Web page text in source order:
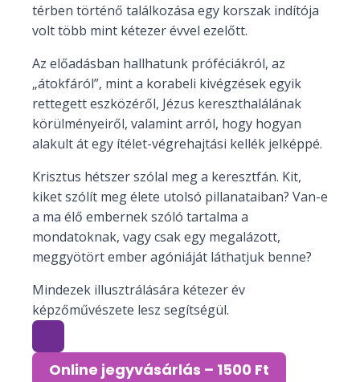
térben történő találkozása egy korszak indítója
volt több mint kétezer évvel ezelőtt.
Az előadásban hallhatunk próféciákról, az
„átokfáról”, mint a korabeli kivégzések egyik
rettegett eszközéről, Jézus kereszthalálának
körülményeiről, valamint arról, hogy hogyan
alakult át egy ítélet-végrehajtási kellék jelképpé.
Krisztus hétszer szólal meg a keresztfán. Kit,
kiket szólít meg élete utolsó pillanataiban? Van-e
a ma élő embernek szóló tartalma a
mondatoknak, vagy csak egy megalázott,
meggyötört ember agóniáját láthatjuk benne?
Mindezek illusztrálására kétezer év
képzőművészete lesz segítségül.
Online jegyvásárlás – 1500 Ft